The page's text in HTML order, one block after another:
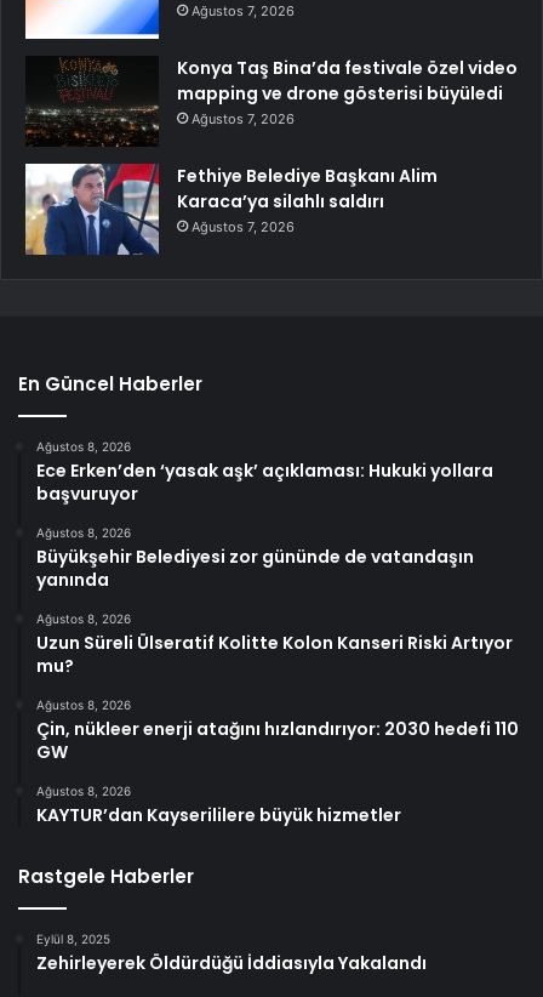
Ağustos 7, 2026
Konya Taş Bina’da festivale özel video
mapping ve drone gösterisi büyüledi
Ağustos 7, 2026
Fethiye Belediye Başkanı Alim
Karaca’ya silahlı saldırı
Ağustos 7, 2026
En Güncel Haberler
Ağustos 8, 2026
Ece Erken’den ‘yasak aşk’ açıklaması: Hukuki yollara
başvuruyor
Ağustos 8, 2026
Büyükşehir Belediyesi zor gününde de vatandaşın
yanında
Ağustos 8, 2026
Uzun Süreli Ülseratif Kolitte Kolon Kanseri Riski Artıyor
mu?
Ağustos 8, 2026
Çin, nükleer enerji atağını hızlandırıyor: 2030 hedefi 110
GW
Ağustos 8, 2026
KAYTUR’dan Kayserililere büyük hizmetler
Rastgele Haberler
Eylül 8, 2025
Zehirleyerek Öldürdüğü İddiasıyla Yakalandı